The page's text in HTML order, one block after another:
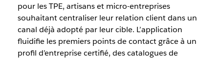
pour les TPE, artisans et micro-entreprises
souhaitant centraliser leur relation client dans un
canal déjà adopté par leur cible. L’application
fluidifie les premiers points de contact grâce à un
profil d’entreprise certifié, des catalogues de